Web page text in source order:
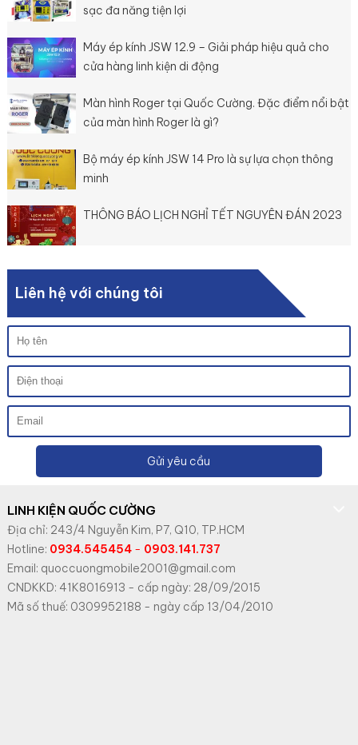
sạc đa năng tiện lợi
Máy ép kính JSW 12.9 – Giải pháp hiệu quả cho
cửa hàng linh kiện di động
Màn hình Roger tại Quốc Cường. Đặc điểm nổi bật
của màn hình Roger là gì?
Bộ máy ép kính JSW 14 Pro là sự lựa chọn thông
minh
THÔNG BÁO LỊCH NGHỈ TẾT NGUYÊN ĐÁN 2023
Liên hệ với chúng tôi
Gửi yêu cầu
LINH KIỆN QUỐC CƯỜNG
Địa chỉ: 243/4 Nguyễn Kim, P7, Q10, TP.HCM
Hotline: 0934.545454- 0903.141.737
Email: quoccuongmobile2001@gmail.com
CNDKKD: 41K8016913 - cấp ngày: 28/09/2015
Mã số thuế: 0309952188 - ngày cấp 13/04/2010